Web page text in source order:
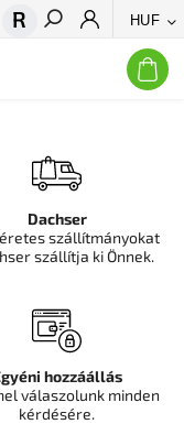
HUF
Keresés
Dachser
szállítmányokat
szállítja ki Önnek.
hozzáállás
válaszolunk minden
kérdésére.